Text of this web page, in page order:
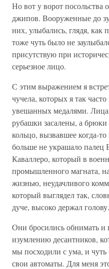
Но вот у ворот посольства
джипов. Вооруженные до
них, улыбались, глядя,
тоже чуть было не
присутствую при
серьезное лицо.
С этим выражением я
чучела, которых я так
увешанных медалями.
рубашки засалены, а
кольцо, вызвавшее когда-
больше не украшало палец
Каваллеро, который в
промышленного магната,
жизнью, неудачливого
который выглядел так,
дуче, высоко держал голову.
Они бросились обнимать и
изумлению десантников,
мы посходили с ума, и
свои автоматы. Для меня